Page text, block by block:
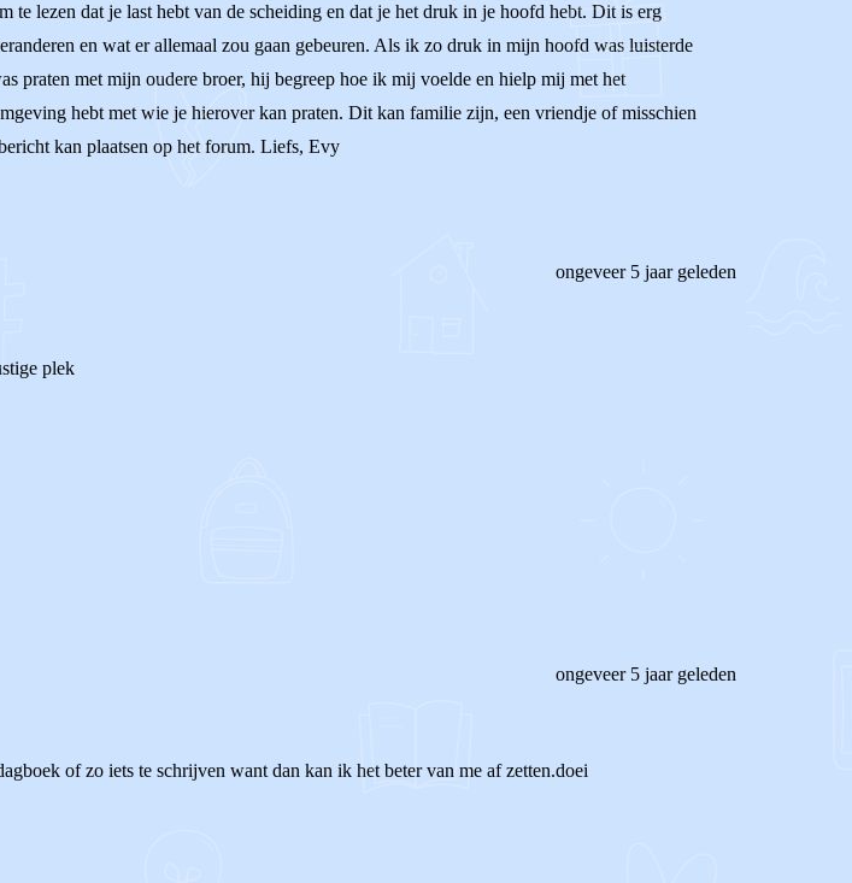
lezen dat je last hebt van de scheiding en dat je het druk in je hoofd hebt. Dit is erg
en wat er allemaal zou gaan gebeuren. Als ik zo druk in mijn hoofd was luisterde
praten met mijn oudere broer, hij begreep hoe ik mij voelde en hielp mij met het
hebt met wie je hierover kan praten. Dit kan familie zijn, een vriendje of misschien
kan plaatsen op het forum. Liefs, Evy
ongeveer 5 jaar geleden
plek
ongeveer 5 jaar geleden
of zo iets te schrijven want dan kan ik het beter van me af zetten.doei